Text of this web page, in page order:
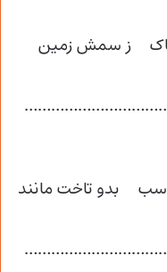
خاک ز سمش زمین
بدو تاخت مانند